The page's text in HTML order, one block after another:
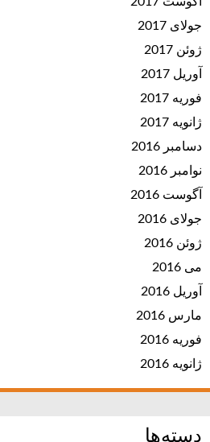
جولای 2017
ژوئن 2017
آوریل 2017
فوریه 2017
ژانویه 2017
دسامبر 2016
نوامبر 2016
آگوست 2016
جولای 2016
ژوئن 2016
می 2016
آوریل 2016
مارس 2016
فوریه 2016
ژانویه 2016
دسته‌ها